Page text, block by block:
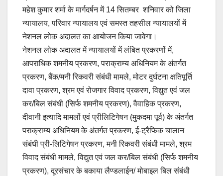
महेश कुमार शर्मा के मार्गदर्षन में 14 सितम्बर शनिवार को जिला
न्यायालय, परिवार न्यायालय एवं समस्त तहसील न्यायालयों में
नेशनल लोक अदालत का आयोजन किया जावेगा।
नेशनल लोक अदालत में न्यायालयों में लंबित प्रकरणों में,
आपराधिक शमनीय प्रकरण, पराक्राम्य अधिनियम के अंतर्गत
प्रकरण, बैंक/मनी रिकवरी संबंधी मामले, मोटर दुर्घटना क्षतिपूर्ति
दावा प्रकरण, श्रम एवं रोजगार विवाद प्रकरण, विद्युत एवं जल
कर/बिल संबंधी (सिर्फ शमनीय प्रकरण), वैवाहिक प्रकरण,
दीवानी इत्यादि मामलों एवं प्रीलिटिगेषन (मुकदमा पूर्व) के अंतर्गत
पराक्राम्य अधिनियम के अंतर्गत प्रकरण, ई-ट्रैफिक चालान
संबंधी प्री-लिटिगेषन प्रकरण, मनी रिकवरी संबंधी मामले, श्रम
विवाद संबंधी मामले, विद्युत एवं जल कर/बिल संबंधी (सिर्फ शमनीय
प्रकरण), दूरसंचार के बकाया लैण्डलाईन/ मोबाइल बिल संबंधी